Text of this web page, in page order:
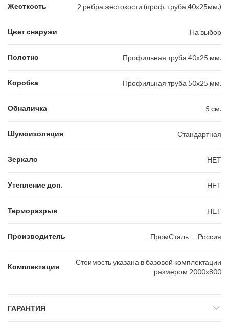
Жесткость 2 ребра жестокости (проф. труба 40х25мм.)
Цвет снаружи На выбор
Полотно Профильная труба 40х25 мм.
Коробка Профильная труба 50х25 мм.
Обналичка 5 см.
Шумоизоляция Стандартная
Зеркало НЕТ
Утепление доп. НЕТ
Терморазрыв НЕТ
Производитель ПромСталь — Россия
Комплектация
Стоимость указана в базовой комплектации
размером 2000х800
ГАРАНТИЯ